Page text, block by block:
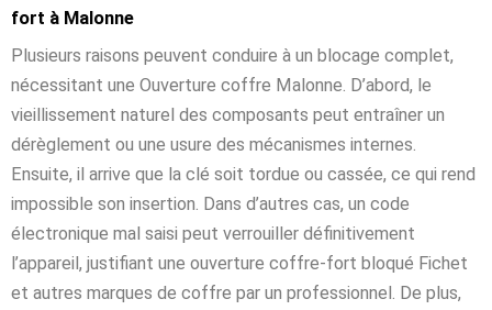
fort à Malonne
Plusieurs raisons peuvent conduire à un blocage complet,
nécessitant une Ouverture coffre Malonne. D’abord, le
vieillissement naturel des composants peut entraîner un
dérèglement ou une usure des mécanismes internes.
Ensuite, il arrive que la clé soit tordue ou cassée, ce qui rend
impossible son insertion. Dans d’autres cas, un code
électronique mal saisi peut verrouiller définitivement
l’appareil, justifiant une ouverture coffre-fort bloqué Fichet
et autres marques de coffre par un professionnel. De plus,